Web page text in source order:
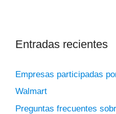
Entradas recientes
Empresas participadas
Walmart
Preguntas frecuentes